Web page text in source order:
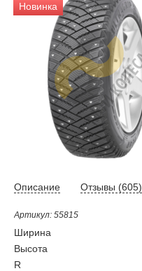
Новинка
Описание Отзывы (605)
Артикул: 55815
Ширина
Высота
R